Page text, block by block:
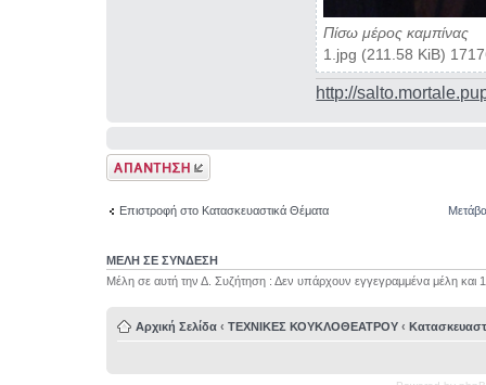
Πίσω μέρος καμπίνας
1.jpg (211.58 KiB)
http://
Δημιουργία
απάντησης
Επιστροφή στο Κατασκευαστικά Θέματα
ΜΕΛΗ ΣΕ ΣΥΝΔΕΣΗ
Μέλη σε αυτή την Δ. Συζήτηση : Δεν υπάρχουν εγγεγραμμένα μέλη και
Αρχική Σελίδα ‹ ΤΕΧΝΙΚΕΣ ΚΟΥΚΛΟΘΕΑΤΡΟΥ ‹